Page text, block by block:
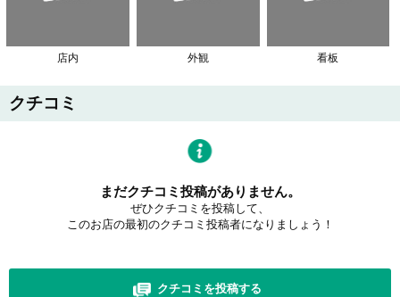
店内 外観 看板
クチコミ
まだクチコミ投稿がありません。
ぜひクチコミを投稿して、
このお店の最初のクチコミ投稿者になりましょう！
クチコミを投稿する